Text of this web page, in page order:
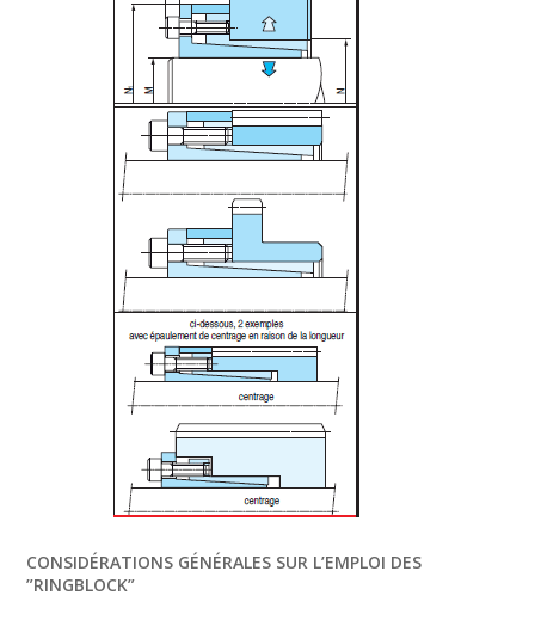
CONSIDÉRATIONS GÉNÉRALES SUR L’EMPLOI DES
”RINGBLOCK”